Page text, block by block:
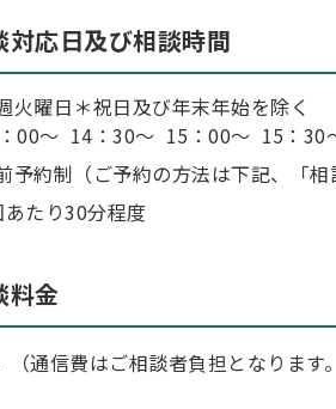
対応日及び相談時間
火曜日＊祝日及び年末年始を除く
00～ 14：30～ 15：00～ 15：30
予約制（ご予約の方法は下記、「
あたり30分程度
料金
（通信費はご相談者負担となります